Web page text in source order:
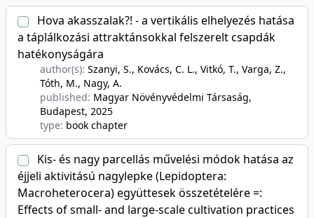
Hova akasszalak?! - a vertikális elhelyezés hatása
a táplálkozási attraktánsokkal felszerelt csapdák
hatékonyságára
author(s): Szanyi, S., Kovács, C. L., Vitkó, T., Varga, Z.,
Tóth, M., Nagy, A.
published: Magyar Növényvédelmi Társaság,
Budapest, 2025
type: book chapter
Kis- és nagy parcellás művelési módok hatása az
éjjeli aktivitású nagylepke (Lepidoptera:
Macroheterocera) együttesek összetételére =:
Effects of small- and large-scale cultivation practices